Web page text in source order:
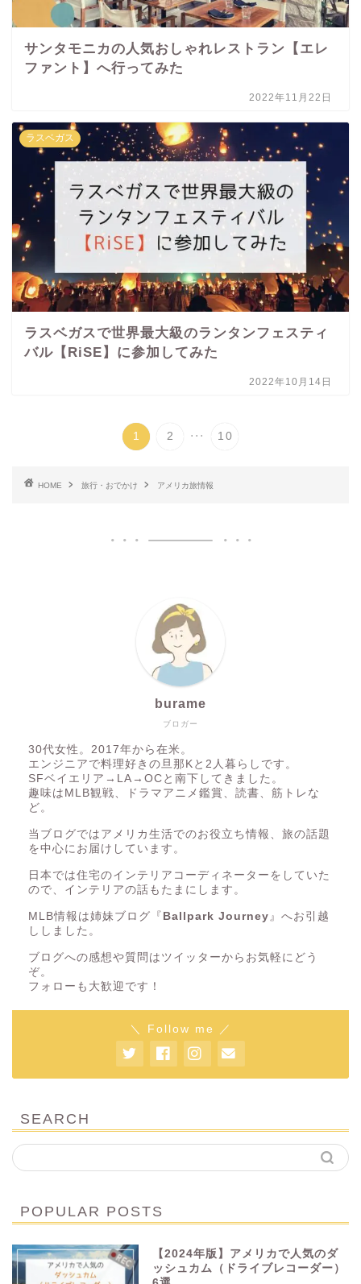
サンタモニカの人気おしゃれレストラン【エレ
ファント】へ行ってみた
2022年11月22日
ラスベガス
ラスベガスで世界最大級のランタンフェスティ
バル【RiSE】に参加してみた
2022年10月14日
1 2 ... 10
HOME 旅行・おでかけ アメリカ旅情報
ブロガー
burame
30代女性。2017年から在米。
エンジニアで料理好きの旦那Kと2人暮らしです。
SFベイエリア→LA→OCと南下してきました。
趣味はMLB観戦、ドラマアニメ鑑賞、読書、筋トレな
ど。
当ブログではアメリカ生活でのお役立ち情報、旅の話題
を中心にお届けしています。
日本では住宅のインテリアコーディネーターをしていた
ので、インテリアの話もたまにします。
MLB情報は姉妹ブログ『 Ballpark Journey 』へお引越
ししました。
ブログへの感想や質問はツイッターからお気軽にどう
ぞ。
フォローも大歓迎です！
＼ Follow me ／
SEARCH
POPULAR POSTS
【2024年版】アメリカで人気のダ
ッシュカム（ドライブレコーダー）